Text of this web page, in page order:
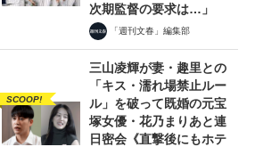
次期監督の要求は…」
「週刊文春」編集部
SCOOP!
三山凌輝が妻・趣里との
「キス・濡れ場禁止ルー
ル」を破って既婚の元宝
塚女優・花乃まりあと連
日密会《直撃後にもホテ